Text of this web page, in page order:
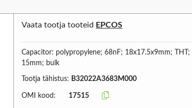
Vaata tootja tooteid EPCOS
Capacitor: polypropylene; 68nF; 18x17.5x9mm; THT;
15mm; bulk
Tootja tähistus: B32022A3683M000
OMI kood: 17515